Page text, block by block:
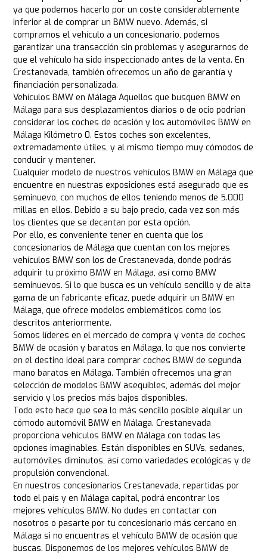
ya que podemos hacerlo por un coste considerablemente
inferior al de comprar un BMW nuevo. Además, si
compramos el vehículo a un concesionario, podemos
garantizar una transacción sin problemas y asegurarnos de
que el vehículo ha sido inspeccionado antes de la venta. En
Crestanevada, también ofrecemos un año de garantía y
financiación personalizada.
Vehículos BMW en Málaga Aquellos que busquen BMW en
Málaga para sus desplazamientos diarios o de ocio podrían
considerar los coches de ocasión y los automóviles BMW en
Málaga Kilómetro 0. Estos coches son excelentes,
extremadamente útiles, y al mismo tiempo muy cómodos de
conducir y mantener.
Cualquier modelo de nuestros vehículos BMW en Málaga que
encuentre en nuestras exposiciones está asegurado que es
seminuevo, con muchos de ellos teniendo menos de 5.000
millas en ellos. Debido a su bajo precio, cada vez son más
los clientes que se decantan por esta opción.
Por ello, es conveniente tener en cuenta que los
concesionarios de Málaga que cuentan con los mejores
vehículos BMW son los de Crestanevada, donde podrás
adquirir tu próximo BMW en Málaga, así como BMW
seminuevos. Si lo que busca es un vehículo sencillo y de alta
gama de un fabricante eficaz, puede adquirir un BMW en
Málaga, que ofrece modelos emblemáticos como los
descritos anteriormente.
Somos líderes en el mercado de compra y venta de coches
BMW de ocasión y baratos en Málaga, lo que nos convierte
en el destino ideal para comprar coches BMW de segunda
mano baratos en Málaga. También ofrecemos una gran
selección de modelos BMW asequibles, además del mejor
servicio y los precios más bajos disponibles.
Todo esto hace que sea lo más sencillo posible alquilar un
cómodo automóvil BMW en Málaga. Crestanevada
proporciona vehículos BMW en Málaga con todas las
opciones imaginables. Están disponibles en SUVs, sedanes,
automóviles diminutos, así como variedades ecológicas y de
propulsión convencional.
En nuestros concesionarios Crestanevada, repartidas por
todo el país y en Málaga capital, podrá encontrar los
mejores vehículos BMW. No dudes en contactar con
nosotros o pasarte por tu concesionario más cercano en
Málaga si no encuentras el vehículo BMW de ocasión que
buscas. Disponemos de los mejores vehículos BMW de